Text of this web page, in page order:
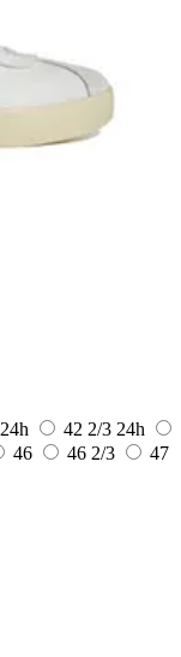
24h 42 2/3 24h
46 46 2/3
47